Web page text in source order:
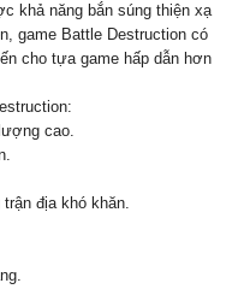
khả năng bắn súng thiện xạ
game Battle Destruction có
cho tựa game hấp dẫn hơn
cao.
địa khó khăn.